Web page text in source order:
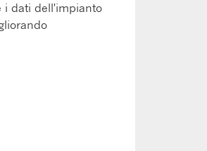
i dati dell'impianto